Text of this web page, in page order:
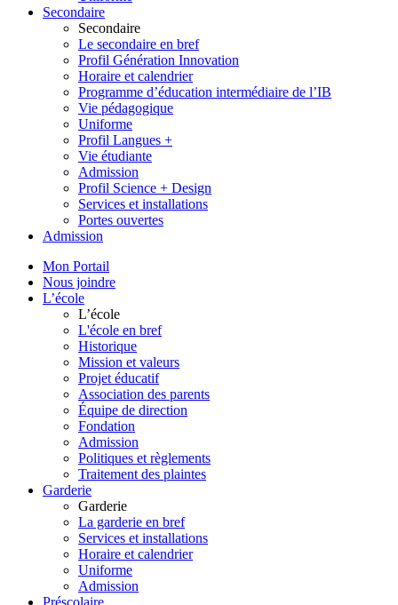
Secondaire
Secondaire
Le secondaire en bref
Profil Génération Innovation
Horaire et calendrier
Programme d’éducation intermédiaire de l’IB
Vie pédagogique
Uniforme
Profil Langues +
Vie étudiante
Admission
Profil Science + Design
Services et installations
Portes ouvertes
Admission
Mon Portail
Nous joindre
L’école
L’école
L'école en bref
Historique
Mission et valeurs
Projet éducatif
Association des parents
Équipe de direction
Fondation
Admission
Politiques et règlements
Traitement des plaintes
Garderie
Garderie
La garderie en bref
Services et installations
Horaire et calendrier
Uniforme
Admission